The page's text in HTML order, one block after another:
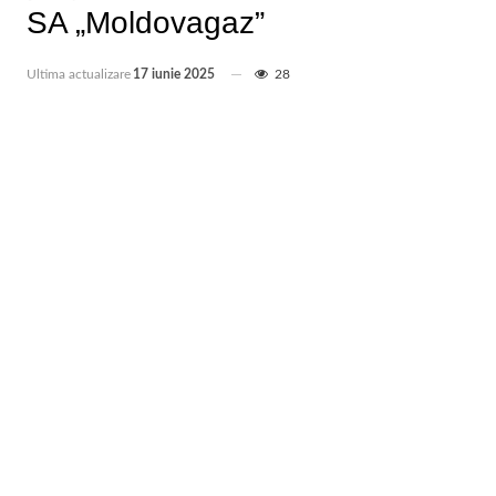
SA „Moldovagaz”
Ultima actualizare 17 iunie 2025 28